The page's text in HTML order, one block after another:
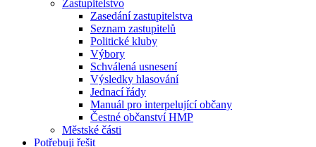
Zastupitelstvo
Zasedání zastupitelstva
Seznam zastupitelů
Politické kluby
Výbory
Schválená usnesení
Výsledky hlasování
Jednací řády
Manuál pro interpelující občany
Čestné občanství HMP
Městské části
Potřebuji řešit